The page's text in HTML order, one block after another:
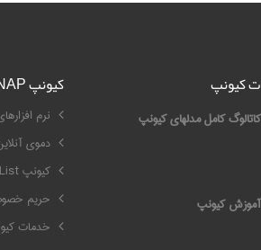
کیونپ
کامل مدلهای کیونپ
آموزش کیونپ
کیونپ QNAP
نرم
دموی
کیونپ Compatibility List
حریم
خدمات